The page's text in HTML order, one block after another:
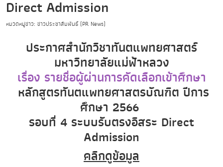
Direct Admission
หมวดหมู่ข่าว: ข่าวประชาสัมพันธ์ (PR News)
ประกาศสำนักวิชาทันตแพทยศาสตร์
มหาวิทยาลัยแม่ฟ้าหลวง
เรื่อง รายชื่อผู้ผ่านการคัดเลือกเข้าศึกษา
หลักสูตรทันตแพทยศาสตรบัณฑิต ปีการ
ศึกษา 2566
รอบที่ 4 ระบบรับตรงอิสระ Direct
Admission
คลิกดูข้อมูล